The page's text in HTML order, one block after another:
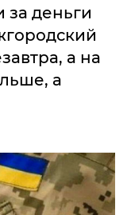
деньги
а на
а